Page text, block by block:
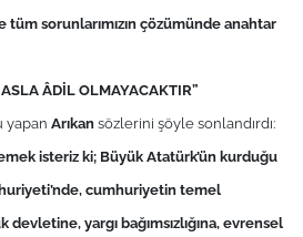
tüm sorunlarımızın çözümünde anahtar
ÂDİL OLMAYACAKTIR”
yapan Arıkansözlerini şöyle sonlandırdı:
isteriz ki; Büyük Atatürk’ün kurduğu
cumhuriyetin temel
yargı bağımsızlığına, evrensel